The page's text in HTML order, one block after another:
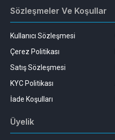
Sözleşmeler Ve Koşullar
Kullanıcı Sözleşmesi
Çerez Politikası
Satış Sözleşmesi
KYC Politikası
İade Koşulları
Üyelik